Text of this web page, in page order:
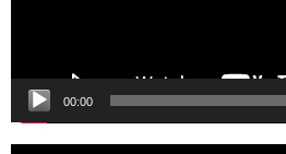
00:00